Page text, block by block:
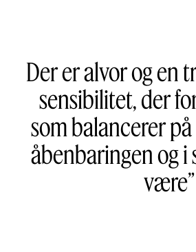
Der er alvor og en
sensibilitet, der
som balancerer
åbenbaringen og i